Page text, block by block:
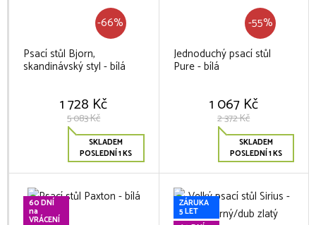
-66%
Psací stůl Bjorn,
skandinávský styl - bílá
1 728 Kč
5 083 Kč
SKLADEM
POSLEDNÍ 1 KS
-55%
Jednoduchý psací stůl
Pure - bílá
1 067 Kč
2 372 Kč
SKLADEM
POSLEDNÍ 1 KS
60 DNÍ
na
VRÁCENÍ
ZÁRUKA
5 LET